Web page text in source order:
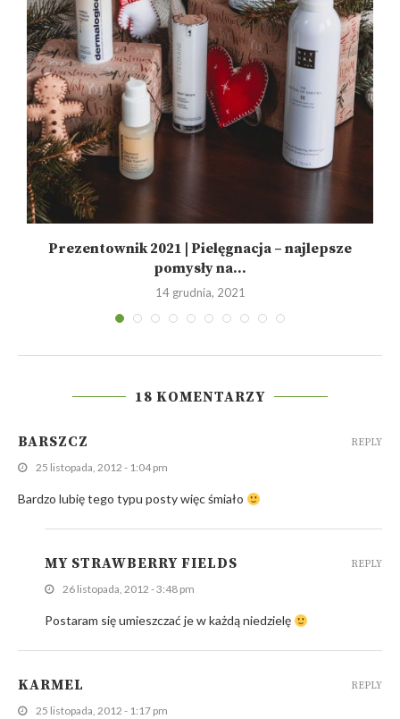
Prezentownik 2021 | Pielęgnacja – najlepsze
pomysły na...
14 grudnia, 2021
18 KOMENTARZY
BARSZCZ
25 listopada, 2012 - 1:04 pm
Bardzo lubię tego typu posty więc śmiało
REPLY
MY STRAWBERRY FIELDS
26 listopada, 2012 - 3:48 pm
Postaram się umieszczać je w każdą niedzielę
REPLY
KARMEL
25 listopada, 2012 - 1:17 pm
REPLY